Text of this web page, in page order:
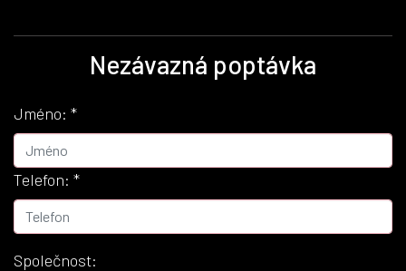
Nezávazná poptávka
Jméno: *
Telefon: *
Společnost: